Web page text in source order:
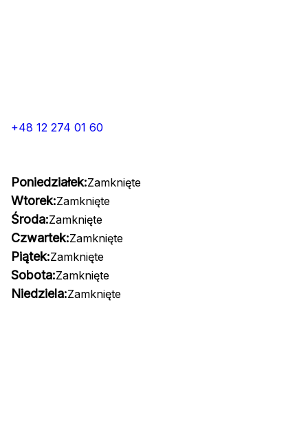
+48 12 274 01 60
Poniedziałek:Zamknięte
Wtorek:Zamknięte
Środa:Zamknięte
Czwartek:Zamknięte
Piątek:Zamknięte
Sobota:Zamknięte
Niedziela:Zamknięte